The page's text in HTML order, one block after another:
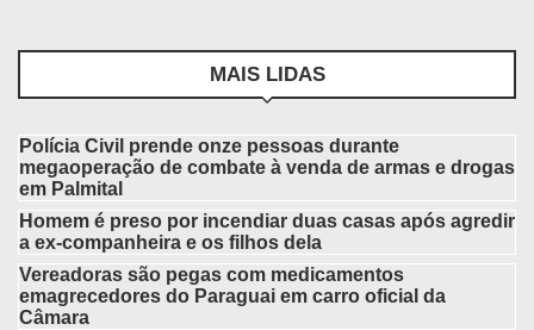
MAIS LIDAS
Polícia Civil prende onze pessoas durante
megaoperação de combate à venda de armas e drogas
em Palmital
Homem é preso por incendiar duas casas após agredir
a ex-companheira e os filhos dela
Vereadoras são pegas com medicamentos
emagrecedores do Paraguai em carro oficial da
Câmara